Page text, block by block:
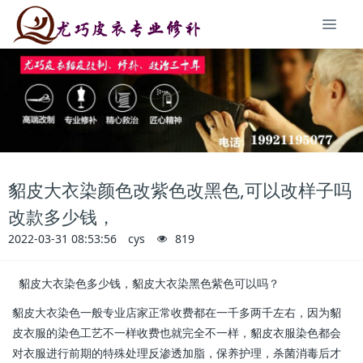
貂皮大衣染颜色改紫色改黑色,可以改样子吗
改款多少钱，
2022-03-31 08:53:56 cys 819
貂皮大衣染色多少钱，貂皮大衣染黑色紫色可以吗？
貂皮大衣染色一般专业店家正常收费都在一千多两千左右，因为貂
皮衣服的染色工艺不一样收费也就完全不一样，貂皮衣服染色都会
对衣服进行前期的特殊处理反渗透加脂，保养护理，杀菌消毒后才